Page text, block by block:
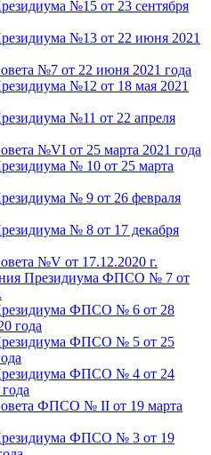
№15 от 23 сентября
№13 от 22 июня 2021
№7 от 22 июня 2021 года
№12 от 18 мая 2021
№11 от 22 апреля
№VI от 25 марта 2021 года
№ 10 от 25 марта
№ 9 от 26 февраля
№ 8 от 17 декабря
№V от 17.12.2020 г.
Президиума ФПСО № 7 от
ФПСО № 6 от 28
года
ФПСО № 5 от 25
ФПСО № 4 от 24
ФПСО № II от 19 марта
ФПСО № 3 от 19